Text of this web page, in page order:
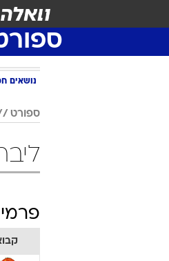
נושאים
ספורט
פרמייר